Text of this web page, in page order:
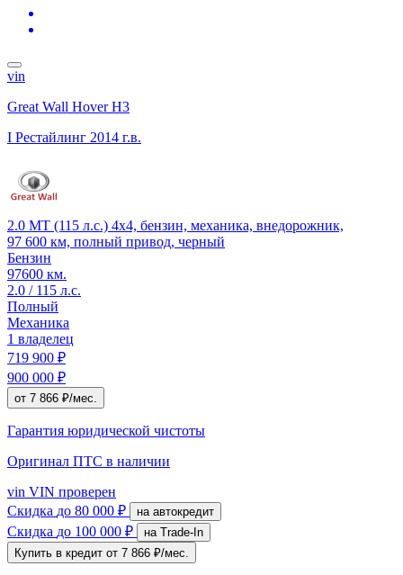
vin
Great Wall Hover H3
I Рестайлинг 2014 г.в.
2.0 MT (115 л.с.) 4x4, бензин, механика, внедорожник,
97 600 км, полный привод, черный
Бензин
97600 км.
2.0 / 115 л.с.
Полный
Механика
1 владелец
719 900 ₽
900 000 ₽
от 7 866 ₽/мес.
Гарантия юридической чистоты
Оригинал ПТС в наличии
vin VIN проверен
Скидка до 80 000 ₽ на автокредит
Скидка до 100 000 ₽
на Trade-In
Купить в кредит от 7 866 ₽/мес.